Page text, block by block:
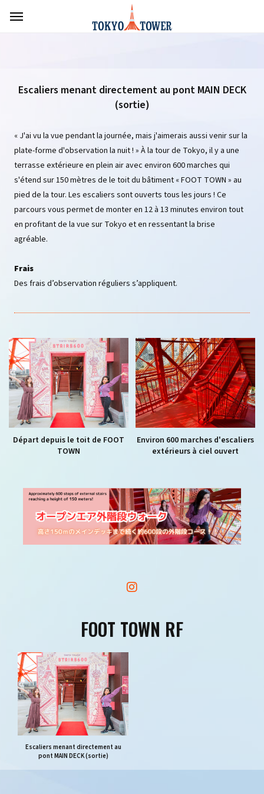
Escaliers menant directement au pont MAIN DECK
(sortie)
« J'ai vu la vue pendant la journée, mais j'aimerais aussi venir sur la
plate-forme d'observation la nuit ! » À la tour de Tokyo, il y a une
terrasse extérieure en plein air avec environ 600 marches qui
s'étend sur 150 mètres de le toit du bâtiment « FOOT TOWN » au
pied de la tour. Les escaliers sont ouverts tous les jours ! Ce
parcours vous permet de monter en 12 à 13 minutes environ tout
en profitant de la vue sur Tokyo et en ressentant la brise
agréable.
Frais
Des frais d’observation réguliers s’appliquent.
Départ depuis le toit de FOOT
TOWN
Environ 600 marches d'escaliers
extérieurs à ciel ouvert
FOOT TOWN RF
Escaliers menant directement au
pont MAIN DECK (sortie)